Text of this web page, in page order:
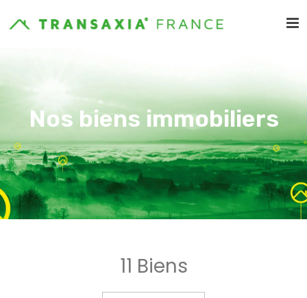
Nos biens immobiliers
11 Biens